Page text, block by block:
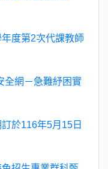
度第2次代課教師
全網－急難紓困實
於116年5月15日